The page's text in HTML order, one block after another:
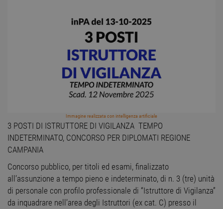
Immagine realizzata con intelligenza artificiale
3 POSTI DI ISTRUTTORE DI VIGILANZA TEMPO
INDETERMINATO, CONCORSO PER DIPLOMATI REGIONE
CAMPANIA
Concorso pubblico, per titoli ed esami, finalizzato
all’assunzione a tempo pieno e indeterminato, di n. 3 (tre) unità
di personale con profilo professionale di “Istruttore di Vigilanza”
da inquadrare nell’area degli Istruttori (ex cat. C) presso il